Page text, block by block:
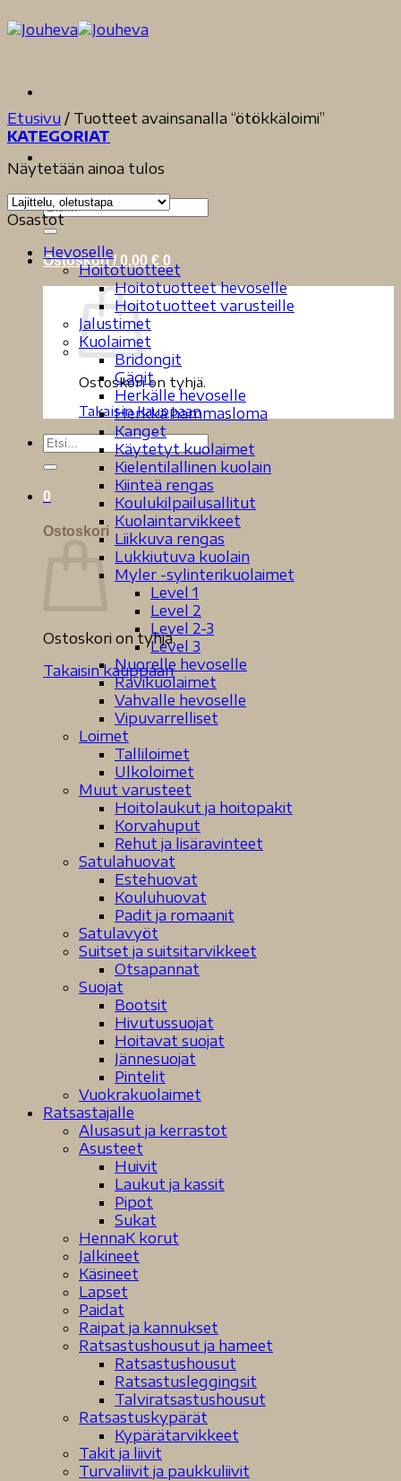
to
Etsi:
Ostoskori / 0,00 € 0
Ostoskori on tyhjä.
Takaisin kauppaan
Etsi:
0
Ostoskori
Ostoskori on tyhjä.
Takaisin kauppaan
Etusivu / Tuotteet avainsanalla “ötökkäloimi”
KATEGORIAT
Näytetään ainoa tulos
Osastot
Hevoselle
Hoitotuotteet
Hoitotuotteet hevoselle
Hoitotuotteet varusteille
Jalustimet
Kuolaimet
Bridongit
Gägit
Herkälle hevoselle
Herkkä hammasloma
Kanget
Käytetyt kuolaimet
Kielentilallinen kuolain
Kiinteä rengas
Koulukilpailusallitut
Kuolaintarvikkeet
Liikkuva rengas
Lukkiutuva kuolain
Myler -sylinterikuolaimet
Level 1
Level 2
Level 2-3
Level 3
Nuorelle hevoselle
Ravikuolaimet
Vahvalle hevoselle
Vipuvarrelliset
Loimet
Talliloimet
Ulkoloimet
Muut varusteet
Hoitolaukut ja hoitopakit
Korvahuput
Rehut ja lisäravinteet
Satulahuovat
Estehuovat
Kouluhuovat
Padit ja romaanit
Satulavyöt
Suitset ja suitsitarvikkeet
Otsapannat
Suojat
Bootsit
Hivutussuojat
Hoitavat suojat
Jännesuojat
Pintelit
Vuokrakuolaimet
Ratsastajalle
Alusasut ja kerrastot
Asusteet
Huivit
Laukut ja kassit
Pipot
Sukat
HennaK korut
Jalkineet
Käsineet
Lapset
Paidat
Raipat ja kannukset
Ratsastushousut ja hameet
Ratsastushousut
Ratsastusleggingsit
Talviratsastushousut
Ratsastuskypärät
Kypärätarvikkeet
Takit ja liivit
Turvaliivit ja paukkuliivit